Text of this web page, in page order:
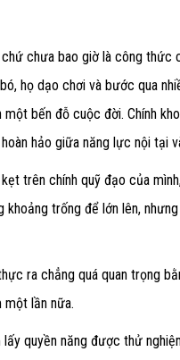
chưa bao giờ là công thức
họ dạo chơi và bước qua
bến đỗ cuộc đời. Chính
hảo giữa năng lực nội tại
trên chính quỹ đạo của
trống để lớn lên,
ra chẳng quá quan trọng
lần nữa.
quyền năng được thử